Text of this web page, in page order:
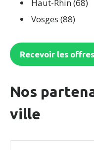
Haut-Rhin (68)
Vosges (88)
Recevoir les
Nos
ville